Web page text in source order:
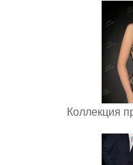
Коллекция